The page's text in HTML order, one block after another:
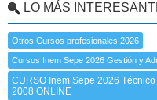
LO MÁS
Otros Cursos profesionales 2026
Cursos Inem Sepe 2026 Gestión y
CURSO Inem Sepe 2026
2008 ONLINE